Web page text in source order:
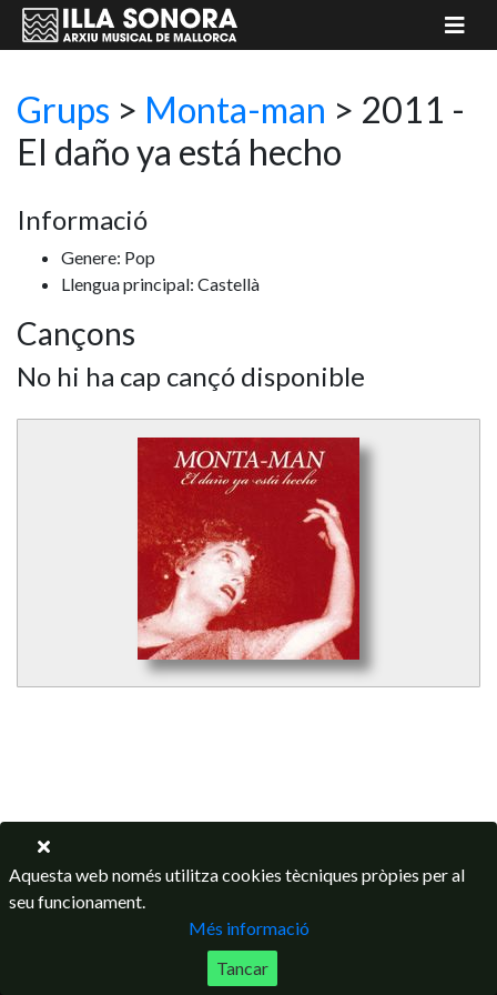
Grups > Monta-man > 2011 -
El daño ya está hecho
Informació
Genere: Pop
Llengua principal: Castellà
Cançons
No hi ha cap cançó disponible
Aquesta web només utilitza cookies tècniques pròpies per al
seu funcionament.
Més informació
Tancar